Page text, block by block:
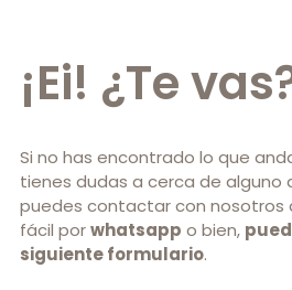
¡Ei! ¿Te
Si no has encontrado lo que
tienes dudas a cerca de alguno
puedes contactar con nosotros
fácil porwhatsapp o bien,
siguiente formulario.